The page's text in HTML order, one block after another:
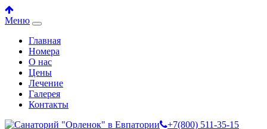
Меню
Главная
Номера
О нас
Цены
Лечение
Галерея
Контакты
+7(800) 511-35-15